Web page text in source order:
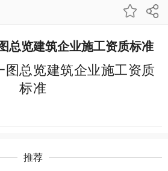
总览建筑企业施工资质标准
图总览建筑企业施工资质
标准
推荐